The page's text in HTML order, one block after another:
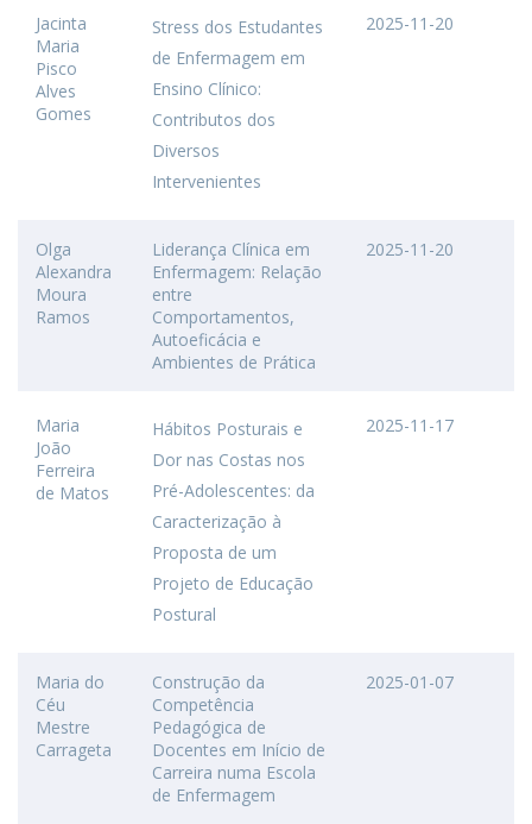
Jacinta
Maria
Pisco
Alves
Gomes
Stress dos Estudantes
de Enfermagem em
Ensino Clínico:
Contributos dos
Diversos
Intervenientes
2025-11-20
Olga
Alexandra
Moura
Ramos
Liderança Clínica em
Enfermagem: Relação
entre
Comportamentos,
Autoeficácia e
Ambientes de Prática
2025-11-20
Maria
João
Ferreira
de Matos
Hábitos Posturais e
Dor nas Costas nos
Pré-Adolescentes: da
Caracterização à
Proposta de um
Projeto de Educação
Postural
2025-11-17
Maria do
Céu
Mestre
Carrageta
Construção da
Competência
Pedagógica de
Docentes em Início de
Carreira numa Escola
de Enfermagem
2025-01-07